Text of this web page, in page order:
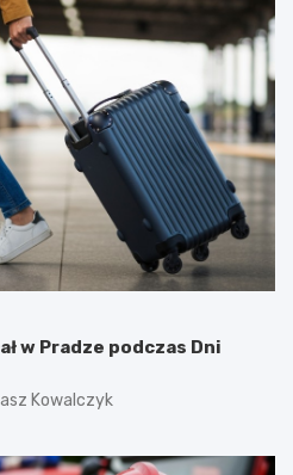
w Pradze podczas Dni
Kowalczyk